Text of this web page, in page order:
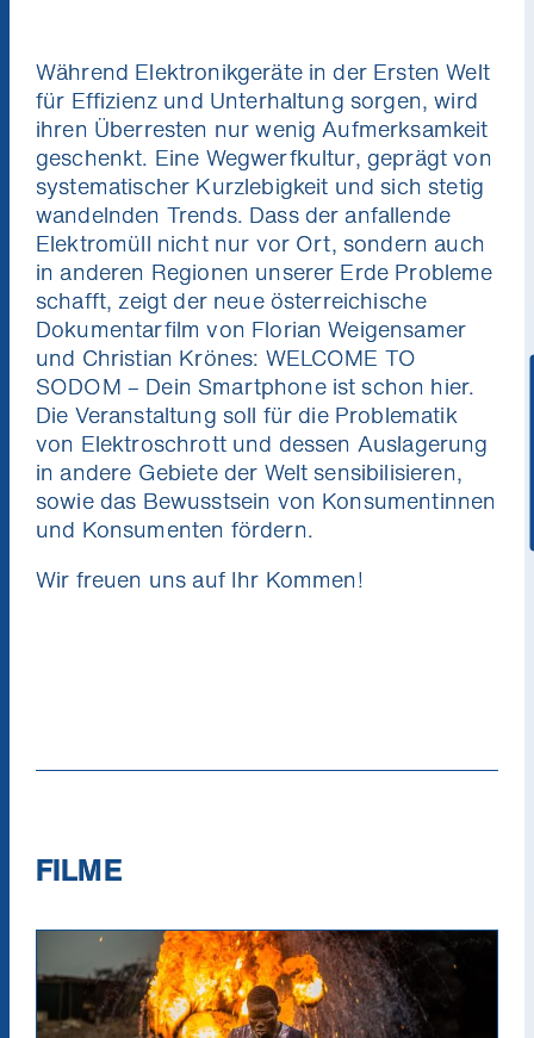
Während Elektronikgeräte in der Ersten Welt
für Effizienz und Unterhaltung sorgen, wird
ihren Überresten nur wenig Aufmerksamkeit
geschenkt. Eine Wegwerfkultur, geprägt von
systematischer Kurzlebigkeit und sich stetig
wandelnden Trends. Dass der anfallende
Elektromüll nicht nur vor Ort, sondern auch
in anderen Regionen unserer Erde Probleme
schafft, zeigt der neue österreichische
Dokumentarfilm von Florian Weigensamer
und Christian Krönes: WELCOME TO
SODOM – Dein Smartphone ist schon hier.
Die Veranstaltung soll für die Problematik
von Elektroschrott und dessen Auslagerung
in andere Gebiete der Welt sensibilisieren,
sowie das Bewusstsein von Konsumentinnen
und Konsumenten fördern.
Wir freuen uns auf Ihr Kommen!
FILME
Ich will die News!
Niemand mag Pop Ups. Aber du
wirst unsere Kino News lieben.
Verpass keinen Kinostart mehr und gewinne
mit etwas Glück 1x2 Tickets für die nächste
Stadtkino Wien Premiere deiner Wahl
(Verlosung jeden Monat unter allen
Neuregistrierungen).